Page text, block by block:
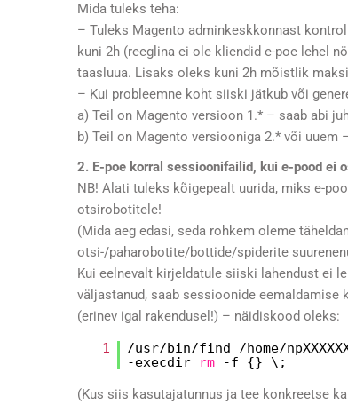
Mida tuleks teha:
– Tuleks Magento adminkeskkonnast
kuni 2h (reeglina ei ole kliendid e-poe lehel
taasluua. Lisaks oleks kuni 2h mõistlik
– Kui probleemne koht siiski jätkub või
a) Teil on Magento versioon 1.* – saab abi
b) Teil on Magento versiooniga 2.* või uuem
2. E-poe korral sessioonifailid, kui e-pood ei
NB! Alati tuleks kõigepealt uurida, miks e-
otsirobotitele!
(Mida aeg edasi, seda rohkem oleme
otsi-/paharobotite/bottide/spiderite
Kui eelnevalt kirjeldatule siiski lahendust ei
väljastanud, saab sessioonide
(erinev igal rakendusel!) – näidiskood oleks:
1
/usr/bin/find /home/
-execdir
rm
-f {} \;
(Kus siis kasutajatunnus ja tee konkreetse